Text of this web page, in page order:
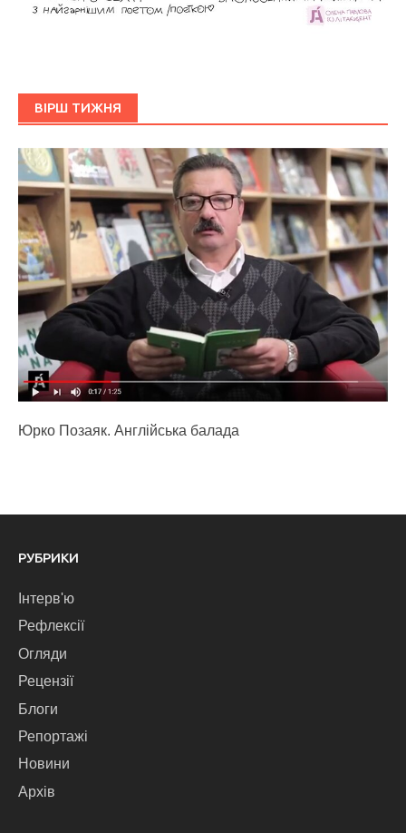
ВІРШ ТИЖНЯ
Юрко Позаяк. Англійська балада
РУБРИКИ
Інтерв'ю
Рефлексії
Огляди
Рецензії
Блоги
Репортажі
Новини
Архів